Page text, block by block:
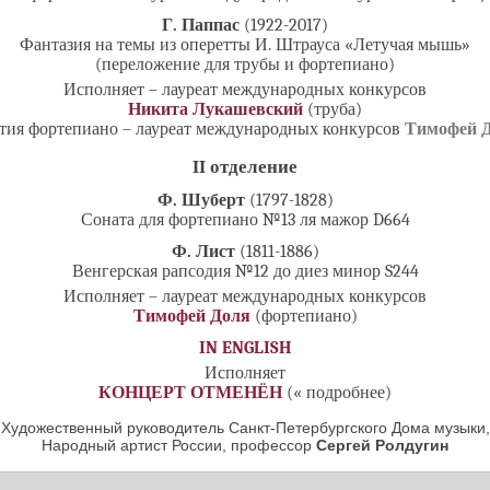
Г. Паппас (1922-2017)
Фантазия на темы из оперетты И. Штрауса «Летучая мышь»
(переложение для трубы и фортепиано)
Исполняет – лауреат международных конкурсов
Никита Лукашевский (труба)
фортепиано – лауреат международных конкурсов Тимофей
II отделение
Ф. Шуберт(1797-1828)
Соната для фортепиано №13 ля мажор D664
Ф. Лист(1811-1886)
Венгерская рапсодия №12 до диез минор S244
Исполняет – лауреат международных конкурсов
Тимофей Доля(фортепиано)
IN ENGLISH
Исполняет
КОНЦЕРТ ОТМЕНЁН(« подробнее)
Художественный руководитель Санкт-Петербургского Дома музыки,
Народный артист России, профессор Сергей Ролдугин